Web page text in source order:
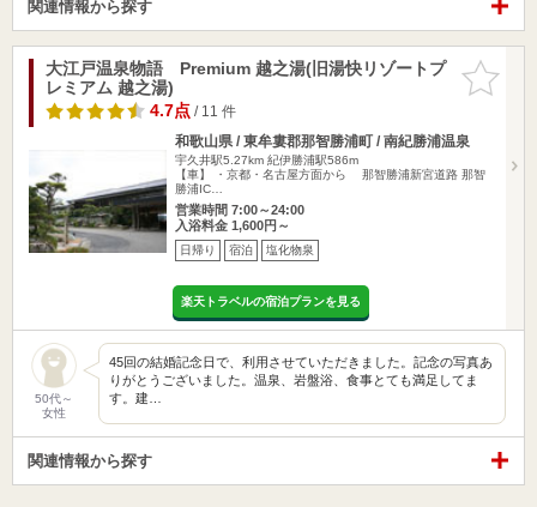
関連情報から探す
お気に入
りに追加
大江戸温泉物語 Premium 越之湯(旧湯快リゾートプ
レミアム 越之湯)
4.7点/ 11 件
和歌山県 / 東牟婁郡那智勝浦町 / 南紀勝浦温泉
宇久井駅5.27km 紀伊勝浦駅586m
【車】 ・京都・名古屋方面から 那智勝浦新宮道路 那智
勝浦IC…
営業時間 7:00～24:00
入浴料金 1,600円～
日帰り 宿泊 塩化物泉
楽天トラベルの宿泊プランを見る
50代～
女性
45回の結婚記念日で、利用させていただきました。記念の写真あ
りがとうございました。温泉、岩盤浴、食事とても満足してま
す。建…
関連情報から探す